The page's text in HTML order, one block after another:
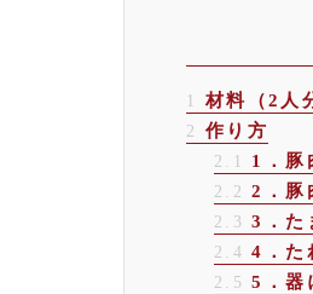
1 材料（2人
2 作り方
2.1 1．豚
2.2 2．豚
2.3 3．た
2.4 4．た
2.5 5．器